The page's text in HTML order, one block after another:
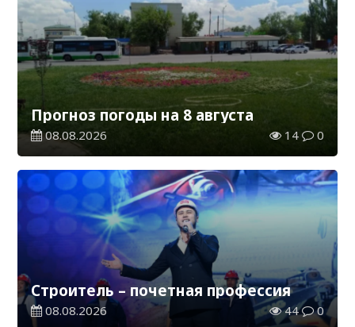
Прогноз погоды на 8 августа
08.08.2026 14 0
Строитель – почетная профессия
08.08.2026 44 0